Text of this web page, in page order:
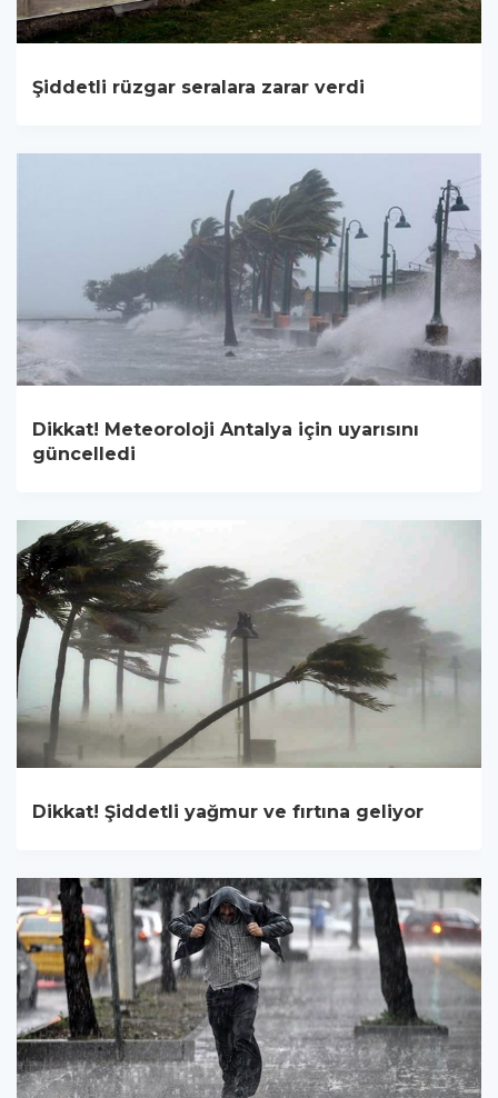
Şiddetli rüzgar seralara zarar verdi
Dikkat! Meteoroloji Antalya için uyarısını
güncelledi
Dikkat! Şiddetli yağmur ve fırtına geliyor